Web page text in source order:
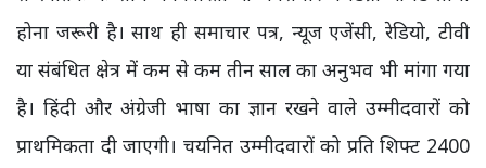
होना जरूरी है। साथ ही समाचार पत्र, न्यूज एजेंसी, रेडियो, टीवी
या संबंधित क्षेत्र में कम से कम तीन साल का अनुभव भी मांगा गया
है। हिंदी और अंग्रेजी भाषा का ज्ञान रखने वाले उम्मीदवारों को
प्राथमिकता दी जाएगी। चयनित उम्मीदवारों को प्रति शिफ्ट 2400